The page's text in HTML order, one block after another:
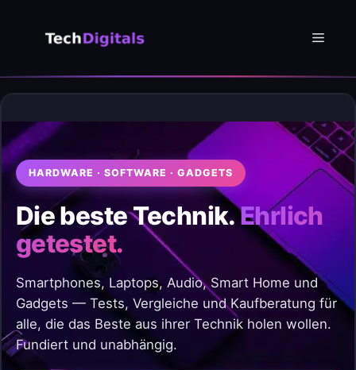
Menü
HARDWARE · SOFTWARE · GADGETS
Die beste Technik.Ehrlich
getestet.
Smartphones, Laptops, Audio, Smart Home und
Gadgets — Tests, Vergleiche und Kaufberatung für
alle, die das Beste aus ihrer Technik holen wollen.
Fundiert und unabhängig.